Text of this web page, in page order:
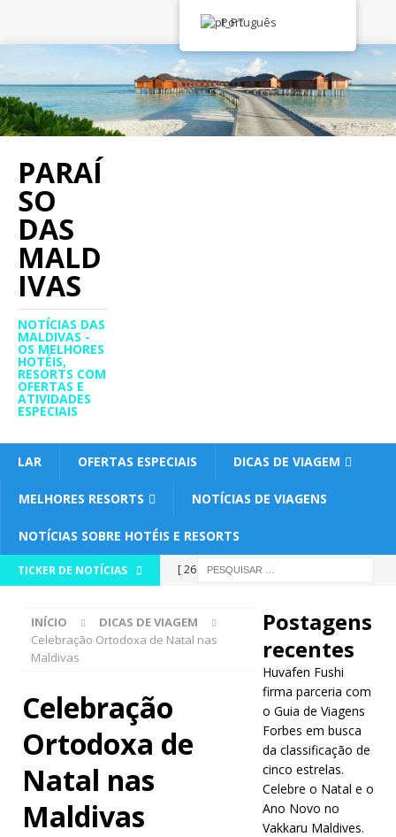
PARAÍ
SO
DAS
MALD
IVAS
NOTÍCIAS DAS
MALDIVAS -
OS MELHORES
HOTÉIS,
RESORTS COM
OFERTAS E
ATIVIDADES
ESPECIAIS
LAR OFERTAS ESPECIAIS DICAS DE VIAGEM
MELHORES RESORTS NOTÍCIAS DE VIAGENS
NOTÍCIAS SOBRE HOTÉIS E RESORTS
TICKER DE NOTÍCIAS
[ 26 de
de 2025 ]
com o Guia
INÍCIO
DICAS DE VIAGEM
Celebração Ortodoxa de Natal nas
Maldivas
Celebração
Ortodoxa de
Natal nas
Maldivas
Postagens
recentes
Huvafen Fushi
firma parceria com
o Guia de Viagens
Forbes em busca
da classificação de
cinco estrelas.
Celebre o Natal e o
Ano Novo no
Vakkaru Maldives.
Português